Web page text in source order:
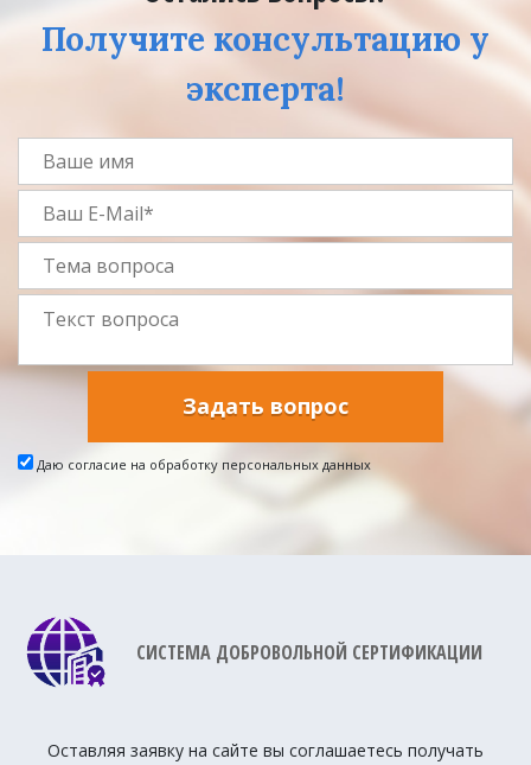
Получите консультацию у
эксперта!
Задать вопрос
Даю согласие на обработку персональных данных
СИСТЕМА ДОБРОВОЛЬНОЙ СЕРТИФИКАЦИИ
Оставляя заявку на сайте вы соглашаетесь получать